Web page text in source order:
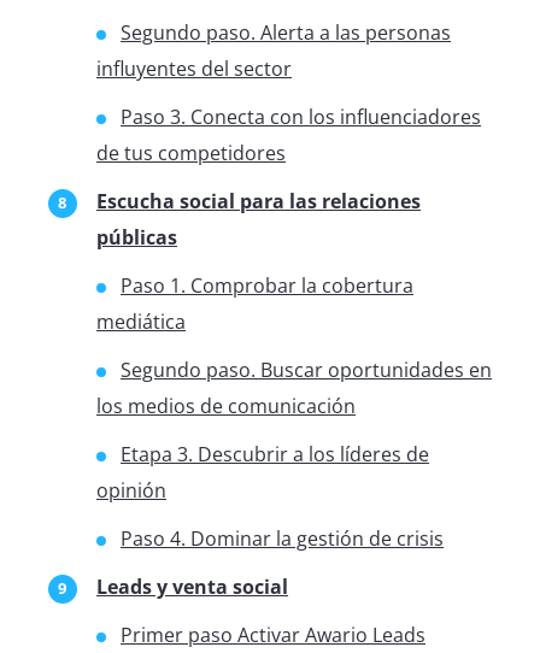
Segundo paso. Alerta a las personas
influyentes del sector
Paso 3. Conecta con los influenciadores
de tus competidores
Escucha social para las relaciones
públicas
Paso 1. Comprobar la cobertura
mediática
Segundo paso. Buscar oportunidades en
los medios de comunicación
Etapa 3. Descubrir a los líderes de
opinión
Paso 4. Dominar la gestión de crisis
Leads y venta social
Primer paso Activar Awario Leads